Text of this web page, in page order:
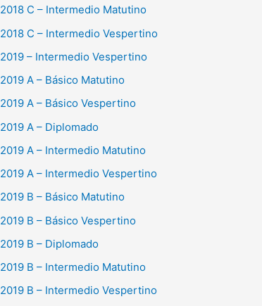
2018 C – Intermedio Matutino
2018 C – Intermedio Vespertino
2019 – Intermedio Vespertino
2019 A – Básico Matutino
2019 A – Básico Vespertino
2019 A – Diplomado
2019 A – Intermedio Matutino
2019 A – Intermedio Vespertino
2019 B – Básico Matutino
2019 B – Básico Vespertino
2019 B – Diplomado
2019 B – Intermedio Matutino
2019 B – Intermedio Vespertino